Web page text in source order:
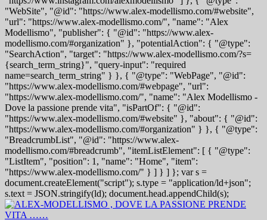
"WebSite", "@id": "https://www.alex-modellismo.com/#website",
"url": "https://www.alex-modellismo.com/", "name": "Alex
Modellismo", "publisher": { "@id": "https://www.alex-
modellismo.com/#organization" }, "potentialAction": { "@type":
"SearchAction", "target": "https://www.alex-modellismo.com/?s=
{search_term_string}", "query-input": "required
name=search_term_string" } }, { "@type": "WebPage", "@id":
"https://www.alex-modellismo.com/#webpage", "url":
"https://www.alex-modellismo.com/", "name": "Alex Modellismo -
Dove la passione prende vita", "isPartOf": { "@id":
"https://www.alex-modellismo.com/#website" }, "about": { "@id":
"https://www.alex-modellismo.com/#organization" } }, { "@type":
"BreadcrumbList", "@id": "https://www.alex-
modellismo.com/#breadcrumb", "itemListElement": [ { "@type":
"ListItem", "position": 1, "name": "Home", "item":
"https://www.alex-modellismo.com/" } ] } ] }; var s =
document.createElement("script"); s.type = "application/ld+json";
s.text = JSON.stringify(ld); document.head.appendChild(s);
Salta
al